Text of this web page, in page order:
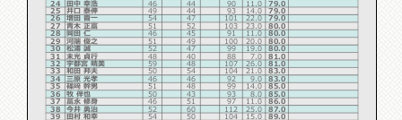
104 15.0 89.0
39 田村 和幸 54 50
87.0
38 今井 勇治 52 60 112 25.0
97 11.0 86.0
37 冨永 修身 46 51
85.0
36 牧 伴也 50 43 93 8.0
99 14.0 85.0
35 篠﨑 幹男 51 48
83.0
34 三原 光孝 46 46 92 9.0
104 21.0 83.0
33 和田 邦夫 50 54
81.0
32 宇都宮 晴美 59 48 107 26.0
88 7.0 81.0
31 末光 貞行 48 40
80.0
30 松浦 誠 52 47 99 19.0
100 20.0 80.0
29 河端 俊之 51 49
80.0
28 岡田 仁 46 45 91 11.0
103 23.0 80.0
27 青木 正富 51 52
79.0
26 増田 晋一 54 47 101 22.0
93 14.0 79.0
25 井口 泰伸 49 44